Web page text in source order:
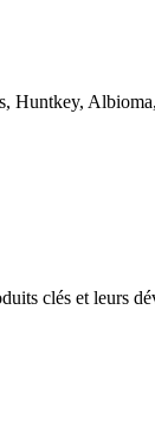
Huntkey,
clés et leurs